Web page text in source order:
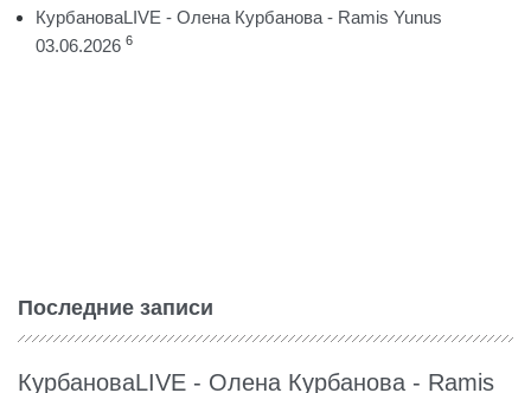
КурбановаLIVE - Олена Курбанова - Ramis Yunus
03.06.2026 6
Последние записи
КурбановаLIVE - Олена Курбанова - Ramis